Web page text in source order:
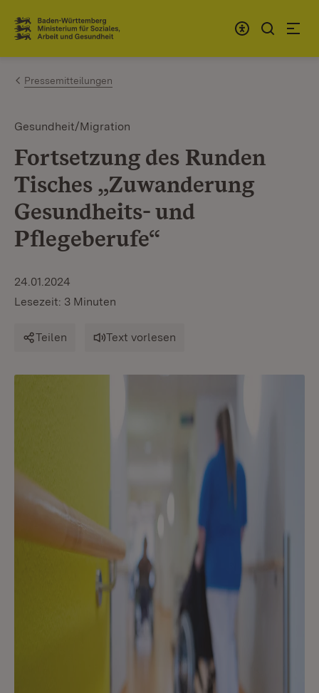
Zum Inhalt springen
Link zur Startseite
Pressemitteilungen
Gesundheit/Migration
Fortsetzung des Runden
Tisches „Zuwanderung
Gesundheits- und
Pflegeberufe“
24.01.2024
Lesezeit: 3 Minuten
Teilen Text vorlesen